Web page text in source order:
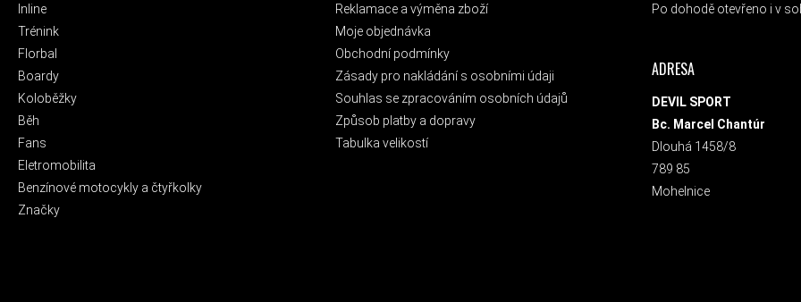
Inline
Trénink
Florbal
Boardy
Koloběžky
Běh
Fans
Eletromobilita
Benzínové motocykly a čtyřkolky
Značky
Reklamace a výměna zboží
Moje objednávka
Obchodní podmínky
Zásady pro nakládání s osobními údaji
Souhlas se zpracováním osobních údajů
Způsob platby a dopravy
Tabulka velikostí
Po dohodě otevřeno i v
ADRESA
DEVIL SPORT
Bc. Marcel Chantúr
Dlouhá 1458/8
789 85
Mohelnice